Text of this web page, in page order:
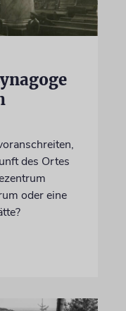
des Ortes
oder eine